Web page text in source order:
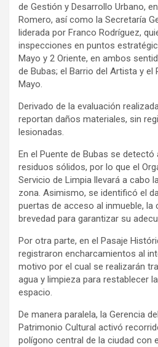
de Gestión y Desarrollo Urbano,
Romero, así como la Secretaría
liderada por Franco Rodríguez,
inspecciones en puntos
Mayo y 2 Oriente, en ambos
de Bubas; el Barrio del Artista y el
Mayo.
Derivado de la evaluación
reportan daños materiales, sin
lesionadas.
En el Puente de Bubas se detectó
residuos sólidos, por lo que el
Servicio de Limpia llevará a cabo
zona. Asimismo, se identificó el
puertas de acceso al inmueble, la
brevedad para garantizar su
Por otra parte, en el Pasaje
registraron encharcamientos al
motivo por el cual se realizarán
agua y limpieza para restablecer
espacio.
De manera paralela, la Gerencia
Patrimonio Cultural activó
polígono central de la ciudad con